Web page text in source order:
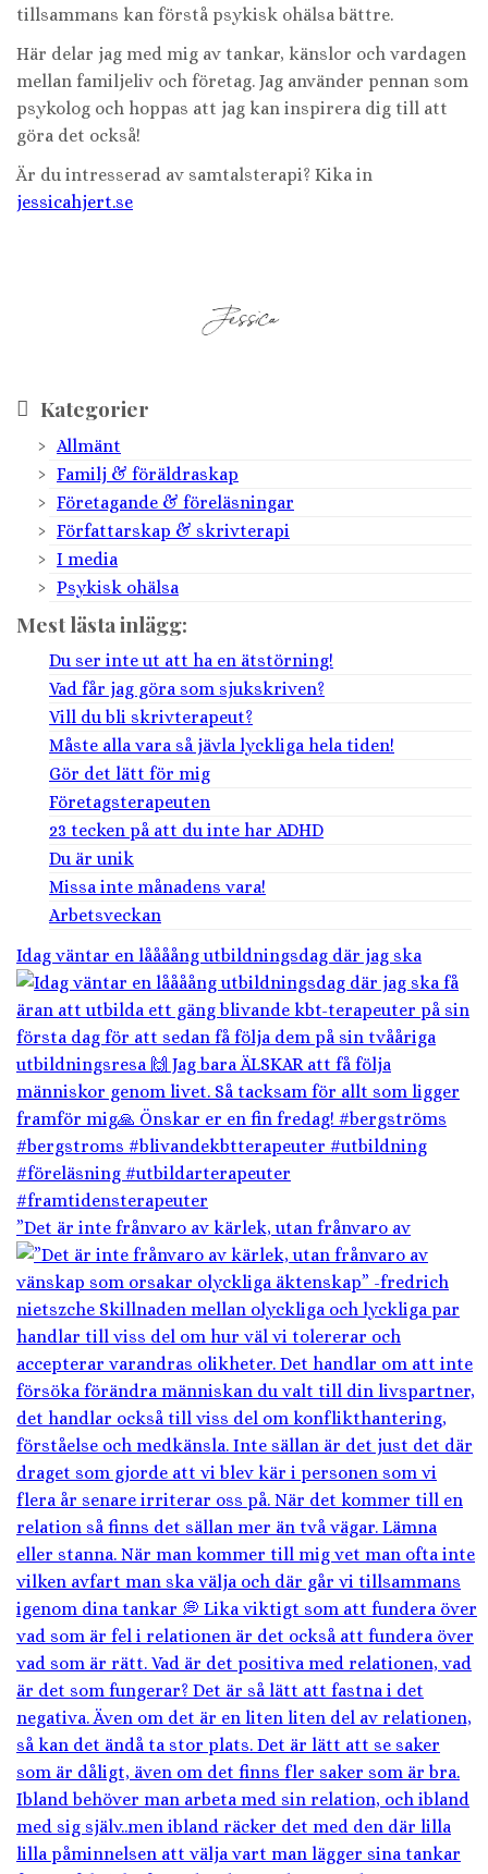
tillsammans kan förstå psykisk ohälsa bättre.
Här delar jag med mig av tankar, känslor och vardagen
mellan familjeliv och företag. Jag använder pennan som
psykolog och hoppas att jag kan inspirera dig till att
göra det också!
Är du intresserad av samtalsterapi? Kika in
jessicahjert.se
Kategorier
Allmänt
Familj & föräldraskap
Företagande & föreläsningar
Författarskap & skrivterapi
I media
Psykisk ohälsa
Mest lästa inlägg:
Du ser inte ut att ha en ätstörning!
Vad får jag göra som sjukskriven?
Vill du bli skrivterapeut?
Måste alla vara så jävla lyckliga hela tiden!
Gör det lätt för mig
Företagsterapeuten
23 tecken på att du inte har ADHD
Du är unik
Missa inte månadens vara!
Arbetsveckan
Idag väntar en låååång utbildningsdag där jag ska
”Det är inte frånvaro av kärlek, utan frånvaro av